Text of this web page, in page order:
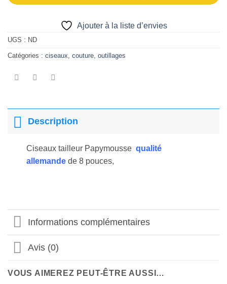
Ajouter à la liste d’envies
UGS : ND
Catégories : ciseaux couture outillages
Description
Ciseaux tailleur Papymousse qualité
allemandede 8 pouces,
Informations complémentaires
Avis (0)
VOUS AIMEREZ PEUT-ÊTRE AUSSI…